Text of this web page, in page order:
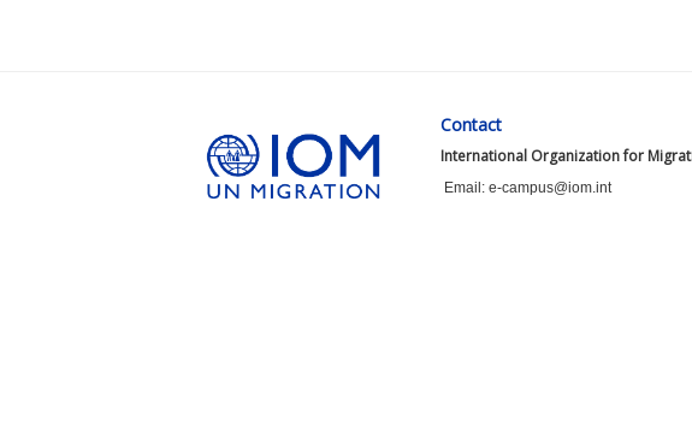
Contact
International Organization for
Email: e-campus@iom.int